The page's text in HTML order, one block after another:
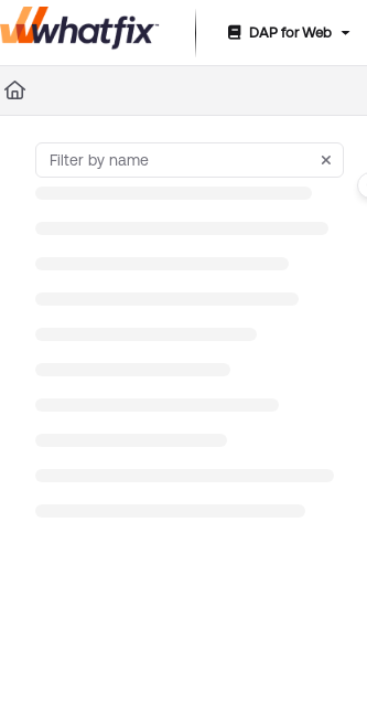
Documentation Index
Fetch the complete documentation index at:
DAP for Web